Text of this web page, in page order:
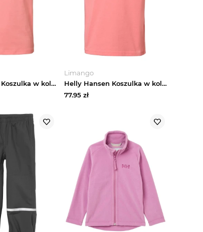
Helly Hansen Koszulka w kolorze koralowym rozmiar: 152
Limango
Helly Hansen Koszulka w kolorze łososiowym rozmiar: 158
77.95 zł